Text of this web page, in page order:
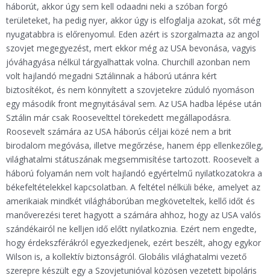
háborút, akkor úgy sem kell odaadni neki a szóban forgó
területeket, ha pedig nyer, akkor úgy is elfoglalja azokat, sőt még
nyugatabbra is előrenyomul. Eden azért is szorgalmazta az angol
szovjet megegyezést, mert ekkor még az USA bevonása, vagyis
jóváhagyása nélkül tárgyalhattak volna. Churchill azonban nem
volt hajlandó megadni Sztálinnak a háború utánra kért
biztosítékot, és nem könnyített a szovjetekre zúduló nyomáson
egy második front megnyitásával sem. Az USA hadba lépése után
Sztálin már csak Roosevelttel törekedett megállapodásra.
Roosevelt számára az USA háborús céljai közé nem a brit
birodalom megóvása, illetve megőrzése, hanem épp ellenkezőleg,
világhatalmi státuszának megsemmisítése tartozott. Roosevelt a
háború folyamán nem volt hajlandó egyértelmű nyilatkozatokra a
békefeltételekkel kapcsolatban. A feltétel nélküli béke, amelyet az
amerikaiak mindkét világháborúban megköveteltek, kellő időt és
manőverezési teret hagyott a számára ahhoz, hogy az USA valós
szándékairól ne kelljen idő előtt nyilatkoznia. Ezért nem engedte,
hogy érdekszférákról egyezkedjenek, ezért beszélt, ahogy egykor
Wilson is, a kollektív biztonságról. Globális világhatalmi vezető
szerepre készült egy a Szovjetunióval közösen vezetett bipoláris